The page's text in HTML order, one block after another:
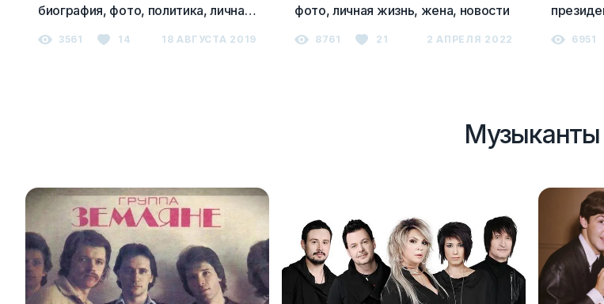
биография, фото, политика, личная
новости
3561 14 18 АВГУСТА 2019
фото, личная жизнь, жена, новости
8761 21 2 АПРЕЛЯ 2022 6951
Музыканты